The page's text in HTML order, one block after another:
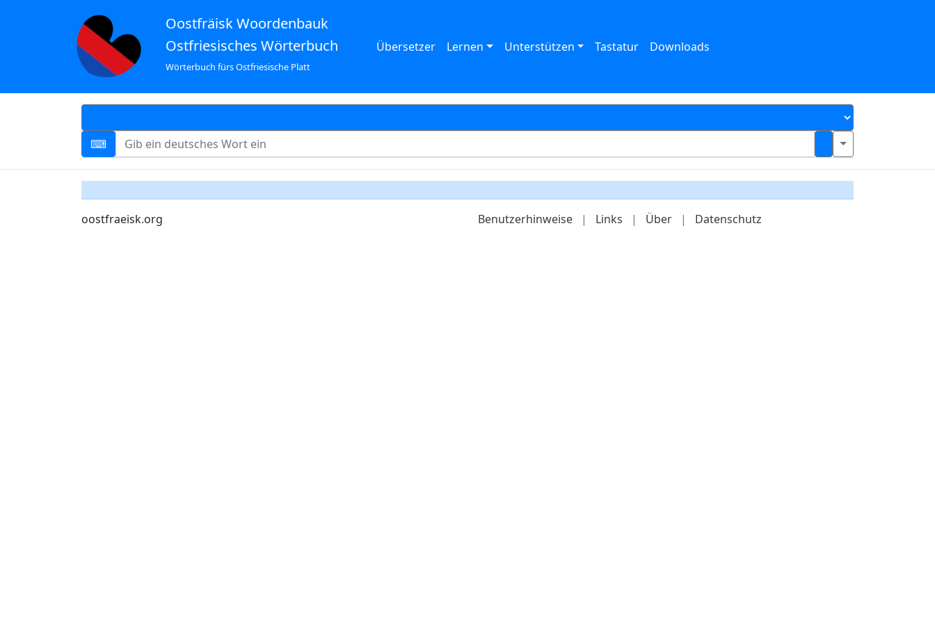
Oostfräisk Woordenbauk
Ostfriesisches Wörterbuch
Wörterbuch fürs Ostfriesische Platt
Übersetzer Lernen Unterstützen Tastatur Downloads
oostfraeisk.org Benutzerhinweise | Links | Über | Datenschutz